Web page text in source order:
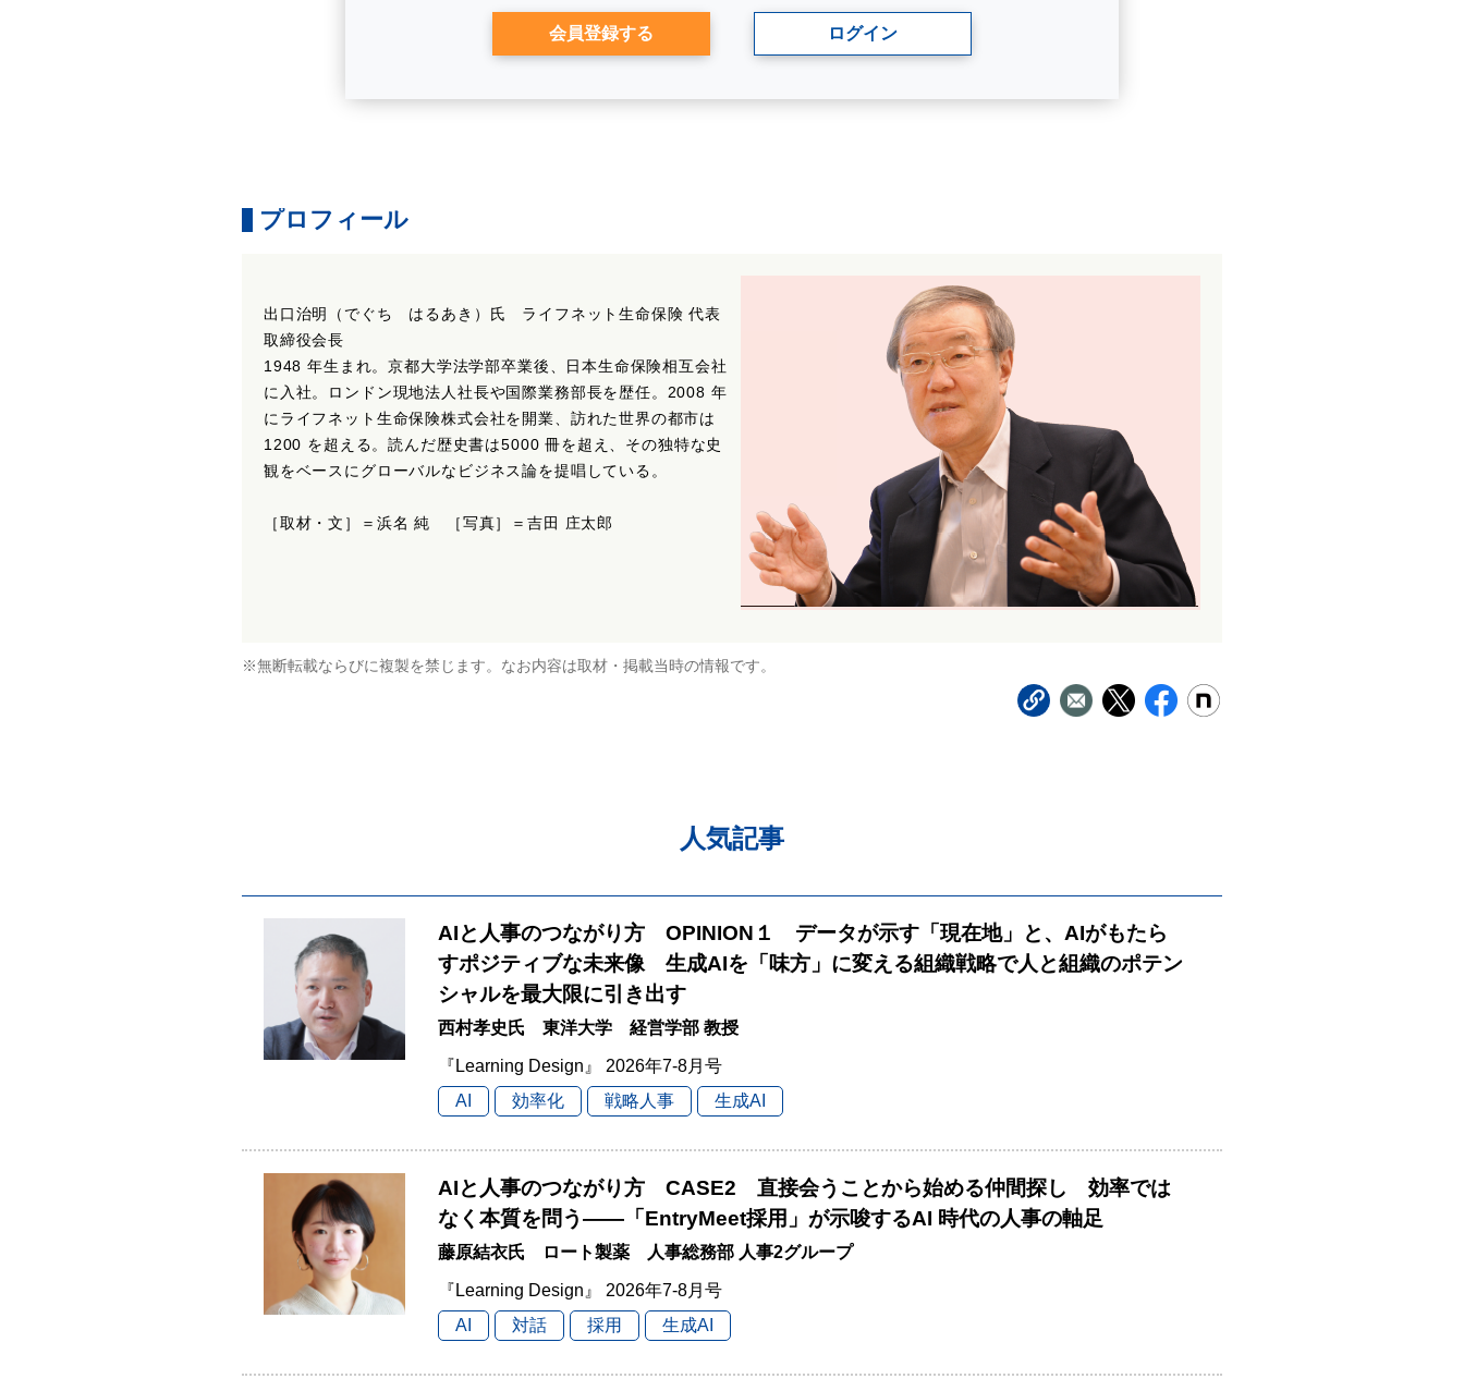
会員登録する ログイン
プロフィール
出口治明（でぐち はるあき）氏 ライフネット生命保険 代表
取締役会長
1948 年生まれ。京都大学法学部卒業後、日本生命保険相互会社
に入社。ロンドン現地法人社長や国際業務部長を歴任。2008 年
にライフネット生命保険株式会社を開業、訪れた世界の都市は
1200 を超える。読んだ歴史書は5000 冊を超え、その独特な史
観をベースにグローバルなビジネス論を提唱している。
［取材・文］＝浜名 純 ［写真］＝吉田 庄太郎
※無断転載ならびに複製を禁じます。なお内容は取材・掲載当時の情報です。
人気記事
AIと人事のつながり方 OPINION１ データが示す「現在地」と、AIがもたら
すポジティブな未来像 生成AIを「味方」に変える組織戦略で人と組織のポテン
シャルを最大限に引き出す
西村孝史氏 東洋大学 経営学部 教授
『Learning Design』 2026年7-8月号
AI
効率化 戦略人事 生成AI
AIと人事のつながり方 CASE2 直接会うことから始める仲間探し 効率では
なく本質を問う――「EntryMeet採用」が示唆するAI 時代の人事の軸足
藤原結衣氏 ロート製薬 人事総務部 人事2グループ
『Learning Design』 2026年7-8月号
AI
対話 採用 生成AI